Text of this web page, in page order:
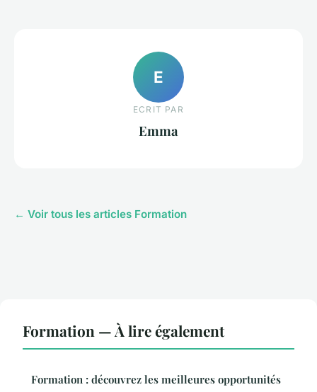
E
ECRIT PAR
Emma
← Voir tous les articles Formation
Formation — À lire également
Formation : découvrez les meilleures opportunités